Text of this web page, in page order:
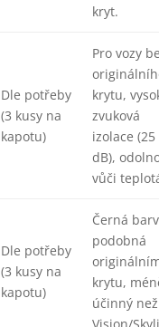
kryt.
Dle potřeby
(3 kusy na
kapotu)
Pro vozy
krytu,
zvuková
izolace (25
dB),
vůči
Dle potřeby
(3 kusy na
kapotu)
Černá
podobná
krytu,
účinný než